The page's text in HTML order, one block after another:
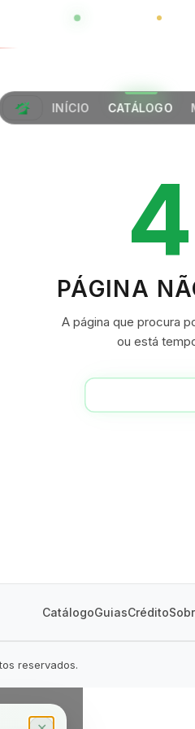
GLOBAL
INÍCIO CATÁLOGO
PÁGINA
A página que procura
ou está
CatálogoGuiasCrédito
reservados.